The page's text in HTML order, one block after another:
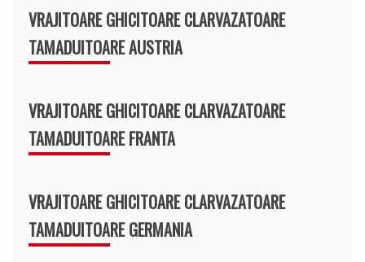
VRAJITOARE GHICITOARE CLARVAZATOARE
TAMADUITOARE AUSTRIA
VRAJITOARE GHICITOARE CLARVAZATOARE
TAMADUITOARE FRANTA
VRAJITOARE GHICITOARE CLARVAZATOARE
TAMADUITOARE GERMANIA